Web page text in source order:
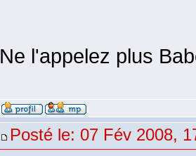
Ne l'appelez plus
Posté le: 07 Fév 2008,